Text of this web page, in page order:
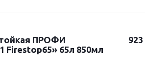
ПРОФИ
Firestop65» 65л 850мл
923